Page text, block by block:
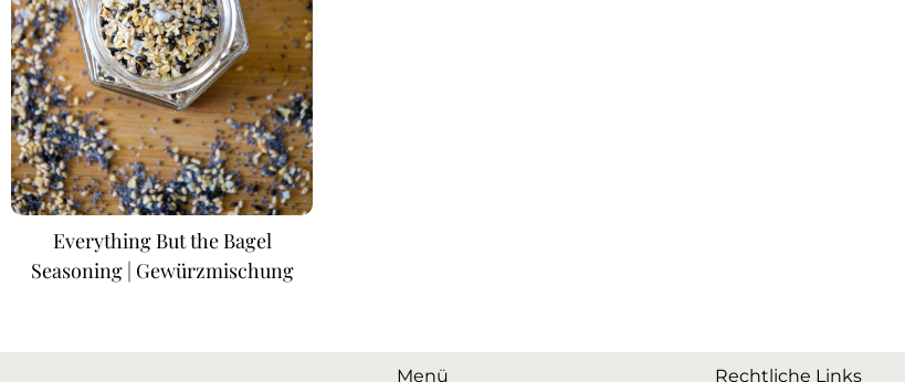
Everything But the Bagel
Seasoning | Gewürzmischung
Menü Rechtliche Links